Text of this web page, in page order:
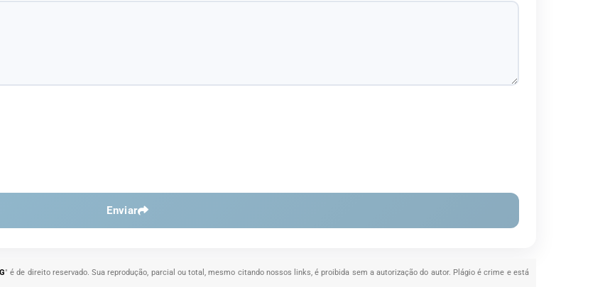
Enviar
" é de direito reservado. Sua reprodução, parcial ou total, mesmo citando nossos links, é proibida sem a autorização do autor. Plágio é crime e está